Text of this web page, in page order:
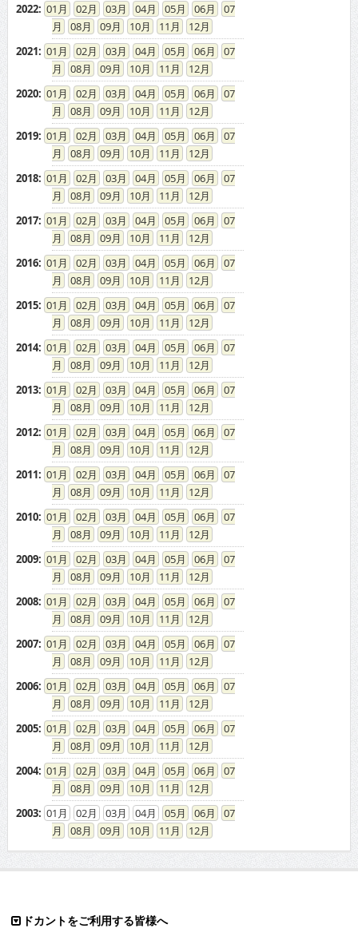
2022: 01 02 03 04 05 06
07
08
09 10 11
12
2021: 01 02 03 04 05 06
07
08
09 10 11
12
2020: 01 02 03 04 05 06
07
08
09 10 11
12
2019: 01 02 03 04 05 06
07
08
09 10 11
12
2018: 01 02 03 04 05 06
07
08
09 10 11
12
2017: 01 02 03 04 05 06
07
08
09 10 11
12
2016: 01 02 03 04 05 06
07
08
09 10 11
12
2015: 01 02 03 04 05 06
07
08
09 10 11
12
2014: 01 02 03 04 05 06
07
08
09 10 11
12
2013: 01 02 03 04 05 06
07
08
09 10 11
12
2012: 01 02 03 04 05 06
07
08
09 10 11
12
2011: 01 02 03 04 05 06
07
08
09 10 11
12
2010: 01 02 03 04 05 06
07
08
09 10 11
12
2009: 01 02 03 04 05 06
07
08
09 10 11
12
2008: 01 02 03 04 05 06
07
08
09 10 11
12
2007: 01 02 03 04 05 06
07
08
09 10 11
12
2006: 01 02 03 04 05 06
07
08
09 10 11
12
2005: 01 02 03 04 05 06
07
08
09 10 11
12
2004: 01 02 03 04 05 06
07
08
09 10 11
12
2003: 01 02 03 04 05 06
07
08
09 10 11 12
ドカントをご利用する皆様へ